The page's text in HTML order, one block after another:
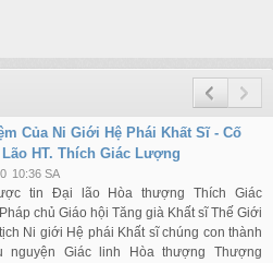
Của Ni Giới Hệ Phái Khất Sĩ - Cố
HT. Thích Giác Lượng
10:36 SA
tin Đại lão Hòa thượng Thích Giác
chủ Giáo hội Tăng già Khất sĩ Thế Giới
Ni giới Hệ phái Khất sĩ chúng con thành
nguyện Giác linh Hòa thượng Thượng